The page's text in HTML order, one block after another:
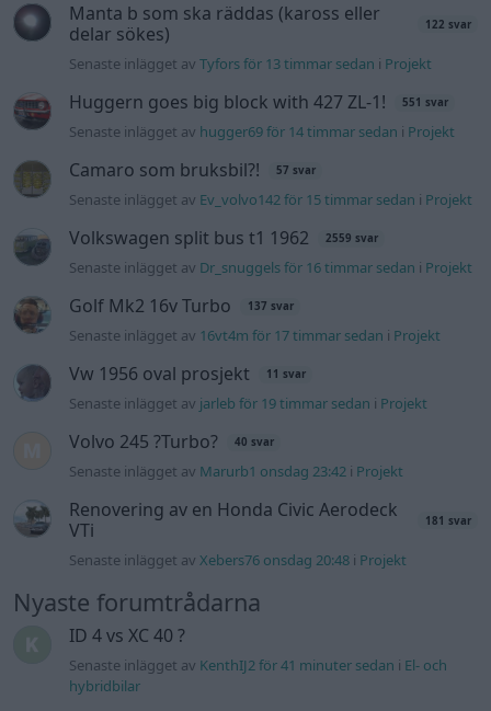
Manta b som ska räddas (kaross eller
delar sökes)
122 svar
Senaste inlägget avTyfors för 13 timmar sedan i Projekt
Huggern goes big block with 427 ZL-1! 551 svar
Senaste inlägget av hugger69 för 14 timmar sedan i Projekt
Camaro som bruksbil?! 57 svar
Senaste inlägget av Ev_volvo142 för 15 timmar sedan i Projekt
Volkswagen split bus t1 1962 2559 svar
Senaste inlägget av Dr_snuggels för 16 timmar sedan i Projekt
Golf Mk2 16v Turbo 137 svar
Senaste inlägget av 16vt4m för 17 timmar sedan i Projekt
Vw 1956 oval prosjekt 11 svar
Senaste inlägget av jarleb för 19 timmar sedan i Projekt
Volvo 245 ?Turbo? 40 svar
Senaste inlägget av Marurb1 onsdag 23:42 i Projekt
Renovering av en Honda Civic Aerodeck
VTi
181 svar
Senaste inlägget avXebers76 onsdag 20:48 i Projekt
Nyaste forumtrådarna
ID 4 vs XC 40 ?
Senaste inlägget av KenthIJ2 för 41 minuter sedan i El- och
hybridbilar